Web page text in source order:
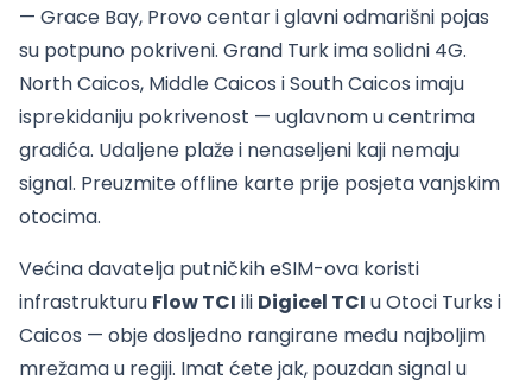
— Grace Bay, Provo centar i glavni odmarišni pojas
su potpuno pokriveni. Grand Turk ima solidni 4G.
North Caicos, Middle Caicos i South Caicos imaju
isprekidaniju pokrivenost — uglavnom u centrima
gradića. Udaljene plaže i nenaseljeni kaji nemaju
signal. Preuzmite offline karte prije posjeta vanjskim
otocima.
Većina davatelja putničkih eSIM-ova koristi
infrastrukturu Flow TCI ili Digicel TCI u Otoci Turks i
Caicos — obje dosljedno rangirane među najboljim
mrežama u regiji. Imat ćete jak, pouzdan signal u